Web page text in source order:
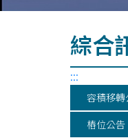
綜合
:::
容積移轉
樁位公告